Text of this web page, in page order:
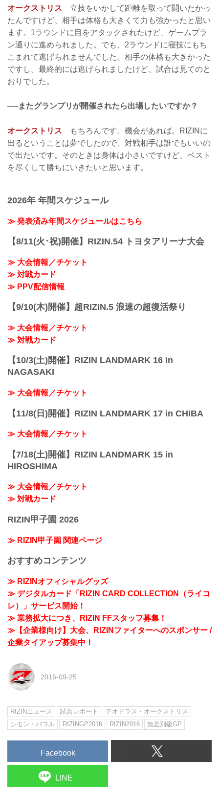
オークストリス 立技をいかして距離を取って闘いたかっ
たんですけど、相手は体格も大きくて力も強かったと思い
ます。1ラウンドに目をアタックされたけど、ゲームプラ
ン通りに進められました。でも、2ラウンドに寝技にもち
こまれて逃げられませんでした。相手の体格も大きかった
ですし。最終的には逃げられましたけど、試合は見てのと
おりでした。
──またグランプリが開催されたら出場したいですか？
オークストリス もちろんです。機会があれば。RIZINに
出るということは夢でしたので、対戦相手は誰でもいいの
で出たいです。そのときは身体は小さいですけど、ベスト
を尽くして勝ちにいきたいと思います。
2026年 年間スケジュール
≫ 発表済み年間スケジュールはこちら
【8/11(火･祝)開催】RIZIN.54 トヨタアリーナ大会
≫ 大会情報／チケット
≫ 対戦カード
≫ PPV配信情報
【9/10(木)開催】超RIZIN.5 浪速の超復活祭り
≫ 大会情報／チケット
≫ 対戦カード
【10/3(土)開催】RIZIN LANDMARK 16 in
NAGASAKI
≫ 大会情報／チケット
【11/8(日)開催】RIZIN LANDMARK 17 in CHIBA
≫ 大会情報／チケット
【7/18(土)開催】RIZIN LANDMARK 15 in
HIROSHIMA
≫ 大会情報／チケット
≫ 対戦カード
RIZIN甲子園 2026
≫ RIZIN甲子園 関連ページ
おすすめコンテンツ
≫ RIZINオフィシャルグッズ
≫ デジタルカード「RIZIN CARD COLLECTION（ライコ
レ）」サービス開始！
≫ 業務拡大につき、RIZIN FFスタッフ募集！
≫【企業様向け】大会、RIZINファイターへのスポンサー /
企業タイアップ募集中！
2016-09-25
RIZINニュース 試合レポート
テオドラス・オークストリス
シモン・バヨル
RIZINGP2016 RIZIN2016 無差別級GP
Facebook
LINE